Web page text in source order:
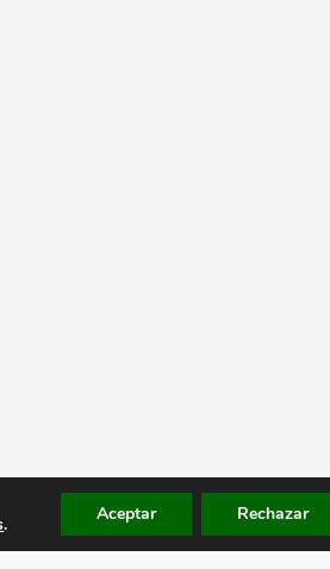
. Aceptar Rechazar